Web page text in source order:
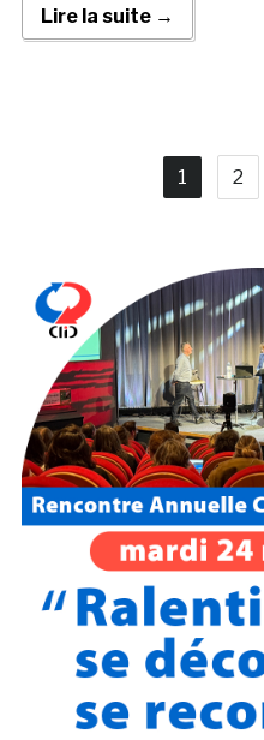
Lire la suite →
1 2